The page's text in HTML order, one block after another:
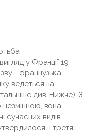
у Франції 19
- французька
ведеться на
див. Нижче). З
незмінною, вона
сучасних видів
її третя